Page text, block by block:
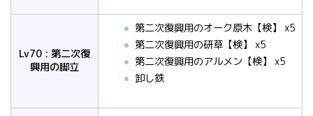
Lv70 : 第二次復
興用の脚立
第二次復興用のオーク原木【検】 x5
第二次復興用の研草【検】 x5
第二次復興用のアルメン【検】 x5
卸し鉄